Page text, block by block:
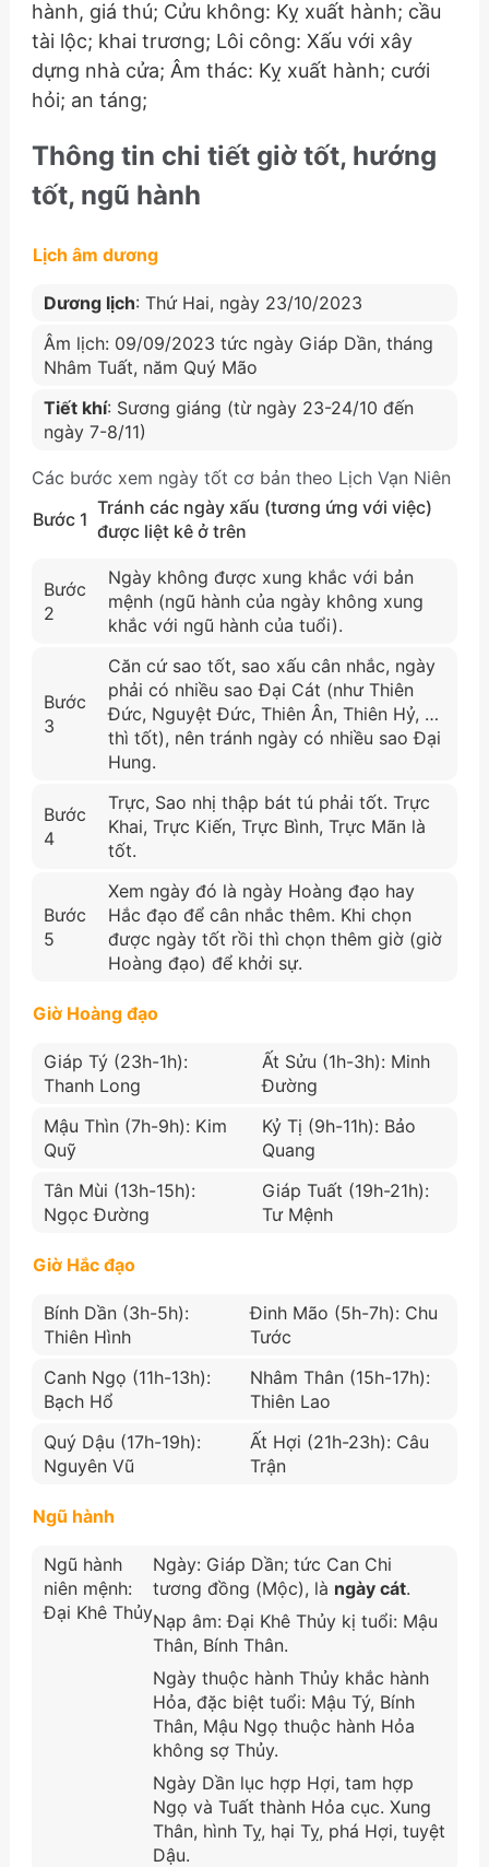
hành, giá thú; Cửu không: Kỵ xuất hành; cầu
tài lộc; khai trương; Lôi công: Xấu với xây
dựng nhà cửa; Âm thác: Kỵ xuất hành; cưới
hỏi; an táng;
Thông tin chi tiết giờ tốt, hướng
tốt, ngũ hành
Lịch âm dương
Dương lịch: Thứ Hai, ngày 23/10/2023
Âm lịch: 09/09/2023 tức ngày Giáp Dần, tháng
Nhâm Tuất, năm Quý Mão
Tiết khí: Sương giáng (từ ngày 23-24/10 đến
ngày 7-8/11)
Các bước xem ngày tốt cơ bản theo Lịch Vạn Niên
Bước 1
Tránh các ngày xấu (tương ứng với việc)
được liệt kê ở trên
Bước
2
Ngày không được xung khắc với bản
mệnh (ngũ hành của ngày không xung
khắc với ngũ hành của tuổi).
Bước
3
Căn cứ sao tốt, sao xấu cân nhắc, ngày
phải có nhiều sao Đại Cát (như Thiên
Đức, Nguyệt Đức, Thiên Ân, Thiên Hỷ, …
thì tốt), nên tránh ngày có nhiều sao Đại
Hung.
Bước
4
Trực, Sao nhị thập bát tú phải tốt. Trực
Khai, Trực Kiến, Trực Bình, Trực Mãn là
tốt.
Bước
5
Xem ngày đó là ngày Hoàng đạo hay
Hắc đạo để cân nhắc thêm. Khi chọn
được ngày tốt rồi thì chọn thêm giờ (giờ
Hoàng đạo) để khởi sự.
Giờ Hoàng đạo
Giáp Tý (23h-1h):
Thanh Long
Ất Sửu (1h-3h): Minh
Đường
Mậu Thìn (7h-9h): Kim
Quỹ
Kỷ Tị (9h-11h): Bảo
Quang
Tân Mùi (13h-15h):
Ngọc Đường
Giáp Tuất (19h-21h):
Tư Mệnh
Giờ Hắc đạo
Bính Dần (3h-5h):
Thiên Hình
Đinh Mão (5h-7h): Chu
Tước
Canh Ngọ (11h-13h):
Bạch Hổ
Nhâm Thân (15h-17h):
Thiên Lao
Quý Dậu (17h-19h):
Nguyên Vũ
Ất Hợi (21h-23h): Câu
Trận
Ngũ hành
Ngũ hành
niên mệnh:
Đại Khê Thủy
Ngày: Giáp Dần; tức Can Chi
tương đồng (Mộc), là ngày cát.
Nạp âm: Đại Khê Thủy kị tuổi: Mậu
Thân, Bính Thân.
Ngày thuộc hành Thủy khắc hành
Hỏa, đặc biệt tuổi: Mậu Tý, Bính
Thân, Mậu Ngọ thuộc hành Hỏa
không sợ Thủy.
Ngày Dần lục hợp Hợi, tam hợp
Ngọ và Tuất thành Hỏa cục. Xung
Thân, hình Tỵ, hại Tỵ, phá Hợi, tuyệt
Dậu.